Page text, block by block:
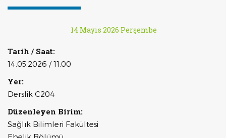
14 Mayıs 2026 Perşembe
Tarih / Saat:
14.05.2026 / 11:00
Yer:
Derslik C204
Düzenleyen Birim:
Sağlık Bilimleri Fakültesi